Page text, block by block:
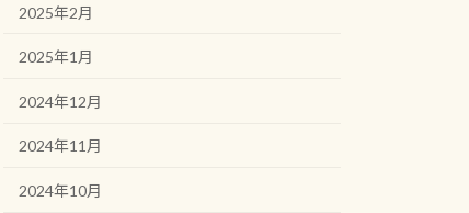
2025年2月
2025年1月
2024年12月
2024年11月
2024年10月